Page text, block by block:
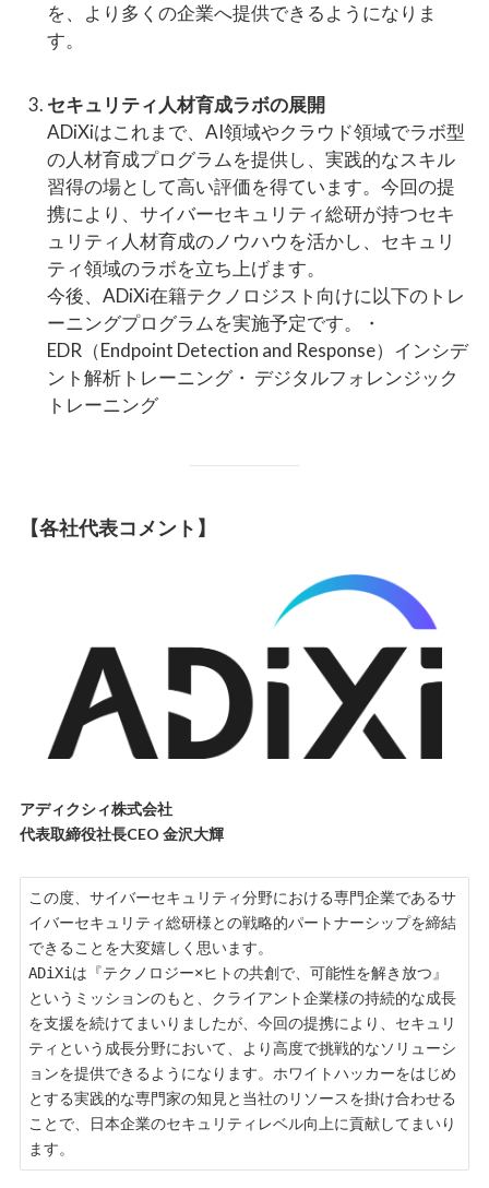
を、より多くの企業へ提供できるようになりま
す。
セキュリティ人材育成ラボの展開
ADiXiはこれまで、AI領域やクラウド領域でラボ型
の人材育成プログラムを提供し、実践的なスキル
習得の場として高い評価を得ています。今回の提
携により、サイバーセキュリティ総研が持つセキ
ュリティ人材育成のノウハウを活かし、セキュリ
ティ領域のラボを立ち上げます。
今後、ADiXi在籍テクノロジスト向けに以下のトレ
ーニングプログラムを実施予定です。・
EDR（Endpoint Detection and Response）インシデ
ント解析トレーニング・ デジタルフォレンジック
トレーニング
【各社代表コメント】
アディクシィ株式会社
代表取締役社長CEO 金沢大輝
この度、サイバーセキュリティ分野における専門企業であるサ
イバーセキュリティ総研様との戦略的パートナーシップを締結
できることを大変嬉しく思います。
ADiXiは『テクノロジー×ヒトの共創で、可能性を解き放つ』
というミッションのもと、クライアント企業様の持続的な成長
を支援を続けてまいりましたが、今回の提携により、セキュリ
ティという成長分野において、より高度で挑戦的なソリューシ
ョンを提供できるようになります。ホワイトハッカーをはじめ
とする実践的な専門家の知見と当社のリソースを掛け合わせる
ことで、日本企業のセキュリティレベル向上に貢献してまいり
ます。